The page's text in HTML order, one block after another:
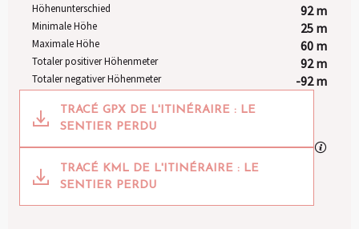
Höhenunterschied 92 m
Minimale Höhe 25 m
Maximale Höhe 60 m
Totaler positiver Höhenmeter 92 m
Totaler negativer Höhenmeter -92 m
Dokumentation
TRACÉ GPX DE L'ITINÉRAIRE : LE
SENTIER PERDU
TRACÉ KML DE L'ITINÉRAIRE : LE
SENTIER PERDU
Mit